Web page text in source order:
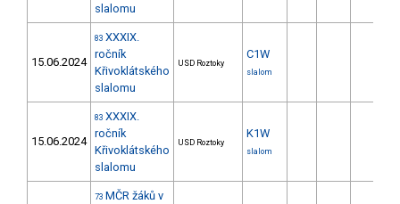
slalomu
15.06.2024
83 XXXIX.
ročník
Křivoklátského
slalomu
USD Roztoky
C1W
slalom
15.06.2024
83 XXXIX.
ročník
Křivoklátského
slalomu
USD Roztoky
K1W
slalom
73 MČR žáků v